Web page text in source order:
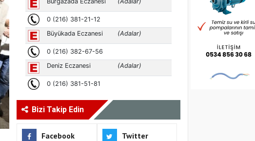
Bizi Takip Edin
Facebook Twitter